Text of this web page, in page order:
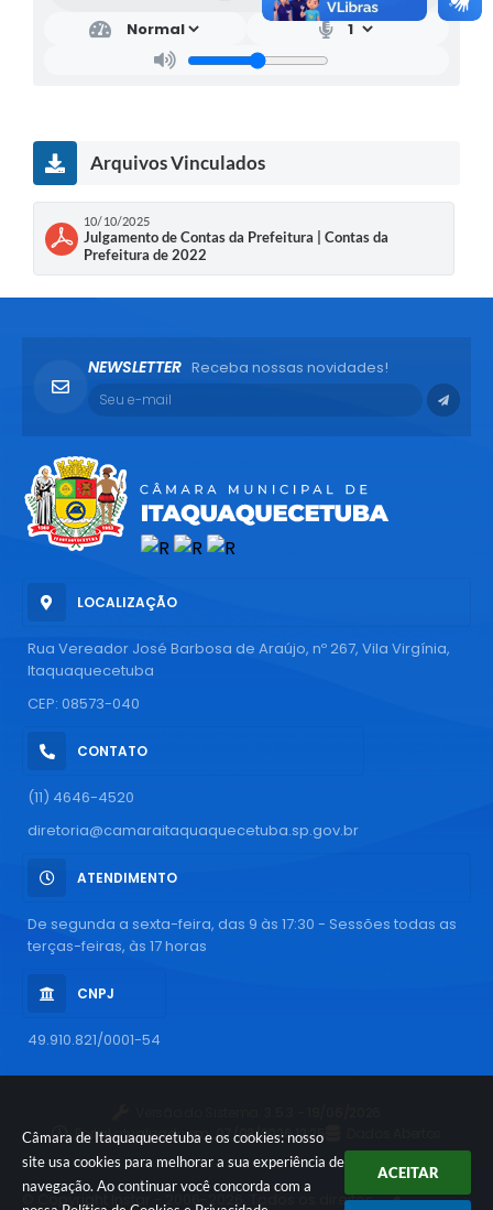
Câmara de Itaquaquecetuba e os cookies: nosso
site usa cookies para melhorar a sua experiência de
navegação. Ao continuar você concorda com a
ACEITAR
Arquivos Vinculados
10/10/2025
Julgamento de Contas da Prefeitura | Contas da
Prefeitura de 2022
LOCALIZAÇÃO
Rua Vereador José Barbosa de Araújo, nº 267, Vila Virgínia,
Itaquaquecetuba
CEP: 08573-040
CONTATO
(11) 4646-4520
diretoria@camaraitaquaquecetuba.sp.gov.br
ATENDIMENTO
De segunda a sexta-feira, das 9 às 17:30 - Sessões todas as
terças-feiras, às 17 horas
CNPJ
49.910.821/0001-54
NEWSLETTER Receba nossas novidades!
Portal atualizado em:07/08/2026 12:25
© Copyright Instar - 2006-2026. Todos os direitos